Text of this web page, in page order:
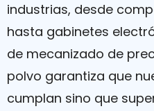
industrias, desde
hasta gabinetes
de mecanizado de
polvo garantiza que
cumplan sino que